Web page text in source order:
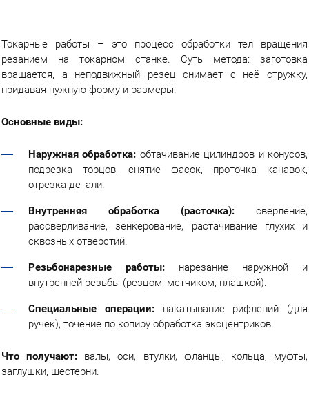
Токарные работы – это процесс обработки тел вращения
резанием на токарном станке. Суть метода: заготовка
вращается, а неподвижный резец снимает с неё стружку,
придавая нужную форму и размеры.
Основные виды:
Наружная обработка: обтачивание цилиндров и конусов,
подрезка торцов, снятие фасок, проточка канавок,
отрезка детали.
Внутренняя обработка (расточка): сверление,
рассверливание, зенкерование, растачивание глухих и
сквозных отверстий.
Резьбонарезные работы: нарезание наружной и
внутренней резьбы (резцом, метчиком, плашкой).
Специальные операции:накатывание рифлений (для
ручек), точение по копиру обработка эксцентриков.
Что получают: валы, оси, втулки, фланцы, кольца, муфты,
заглушки, шестерни.